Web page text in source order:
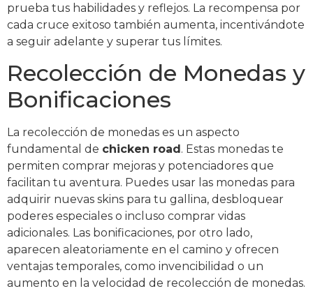
prueba tus habilidades y reflejos. La recompensa por
cada cruce exitoso también aumenta, incentivándote
a seguir adelante y superar tus límites.
Recolección de Monedas y
Bonificaciones
La recolección de monedas es un aspecto
fundamental de chicken road . Estas monedas te
permiten comprar mejoras y potenciadores que
facilitan tu aventura. Puedes usar las monedas para
adquirir nuevas skins para tu gallina, desbloquear
poderes especiales o incluso comprar vidas
adicionales. Las bonificaciones, por otro lado,
aparecen aleatoriamente en el camino y ofrecen
ventajas temporales, como invencibilidad o un
aumento en la velocidad de recolección de monedas.